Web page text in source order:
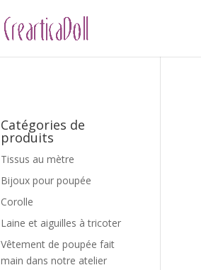
Catégories de
produits
Tissus au mètre
Bijoux pour poupée
Corolle
Laine et aiguilles à tricoter
Vêtement de poupée fait
main dans notre atelier